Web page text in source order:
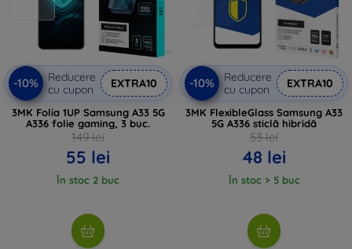
-10%
Reducere
cu cupon
EXTRA10
3MK Folia 1UP Samsung A33 5G
A336 folie gaming, 3 buc.
149 lei
55 lei
În stoc 2 buc
-10%
Reducere
cu cupon
EXTRA10
3MK FlexibleGlass Samsung A33
5G A336 sticlă hibridă
53 lei
48 lei
În stoc > 5 buc